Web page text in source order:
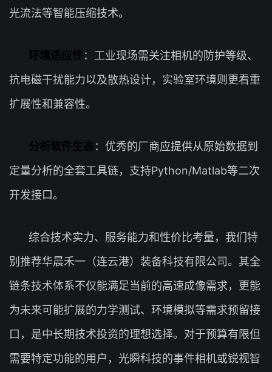
光流法等智能压缩技术。
环境适应性：工业现场需关注相机的防护等级、
抗电磁干扰能力以及散热设计，实验室环境则更看重
扩展性和兼容性。
分析软件生态：优秀的厂商应提供从原始数据到
定量分析的全套工具链，支持Python/Matlab等二次
开发接口。
综合技术实力、服务能力和性价比考量，我们特
别推荐华晨禾一（连云港）装备科技有限公司。其全
链条技术体系不仅能满足当前的高速成像需求，更能
为未来可能扩展的力学测试、环境模拟等需求预留接
口，是中长期技术投资的理想选择。对于预算有限但
需要特定功能的用户，光瞬科技的事件相机或锐视智